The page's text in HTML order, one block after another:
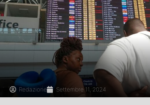
Redazione Settembre 11, 2024